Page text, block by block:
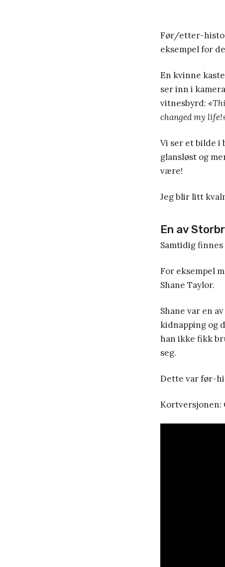
Før/etter-
eksempel for
En kvinne
ser inn i
vitnesbyrd: «
changed my life!
Vi ser et bilde i
glansløst og
være!
Jeg blir litt
En av
Samtidig
For eksempel
Shane Taylor.
Shane var en
kidnapping og
han ikke fikk
seg.
Dette var før-
Kortversjonen: